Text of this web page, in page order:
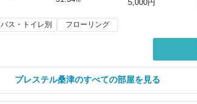
5,000円
バス・トイレ別 フローリング
プレステル桑津のすべての部屋を見る